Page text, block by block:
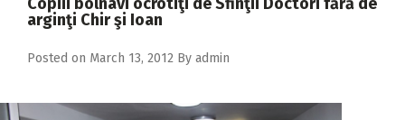
2017
2014
Copiii bolnavi ocrotiţi de Sfinţii Doctori fără de
arginţi Chir şi Ioan
Posted on March 13, 2012 By admin